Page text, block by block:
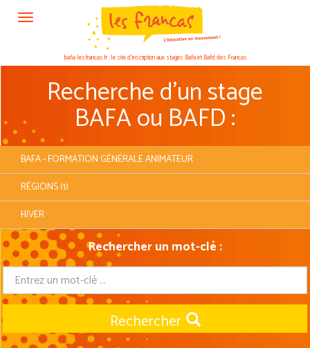
bafa-lesfrancas.fr : le site d’inscription aux stages Bafa et Bafd des Francas
Recherche d'un stage
BAFA ou BAFD :
BAFA - FORMATION GÉNÉRALE ANIMATEUR
RÉGIONS (1)
HIVER
Rechercher un mot-clé :
Rechercher
Panneau de gestion des cookies